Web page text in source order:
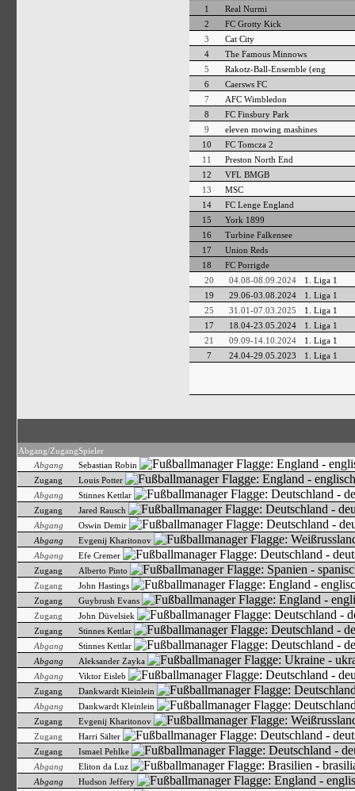
1
Real Nurmi
2
FC Grotty Kick
3
Cat City
4
The Famous Minnows
5
Rakotz-Ball-Ensemble (eng
6
Caersws FC
7
AFC Wimbledon
8
FC Finsbury Park
9
eleven mowing mashines
10
FC Tomcza 2
11
Preston North End
12
VFL BMGB
13
MSC
14
FC Lenge England
15
York 1899
16
Turbine Falkensee
17
Union Reds
18
FC Porrigde
20
04.08-08.09.2024
1. Liga 1
19
29.06-03.08.2024
1. Liga 1
25
31.01-07.03.2025
1. Liga 1
17
18.04-23.05.2024
1. Liga 1
21
09.09-14.10.2024
1. Liga 1
7
24.04-29.05.2023 1. Liga 1
Abgang/ZugangSpieler
Abgang
Sebastian Robin
Zugang
Louis Potter
Abgang
Stinnes Kettlar
Zugang
Jared Rausch
Abgang
Oswin Demir
Abgang
Evgenij Kharitonov
Abgang
Efe Cremer
Zugang
Alberto Pinto
Zugang
John Hastings
Zugang
Guybrush Evans
Zugang
John Düvelsiek
Zugang
Stinnes Kettlar
Abgang
Stinnes Kettlar
Abgang
Aleksander Zayka
Abgang
Viktor Eisleb
Zugang
Dankwardt Kleinlein
Abgang
Dankwardt Kleinlein
Zugang
Evgenij Kharitonov
Zugang
Harri Sälter
Zugang
Ismael Pehlke
Abgang
Eliton da Luz
Abgang
Hudson Jeffery